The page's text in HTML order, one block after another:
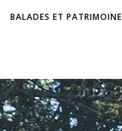
BALADES ET PATRIMOINE